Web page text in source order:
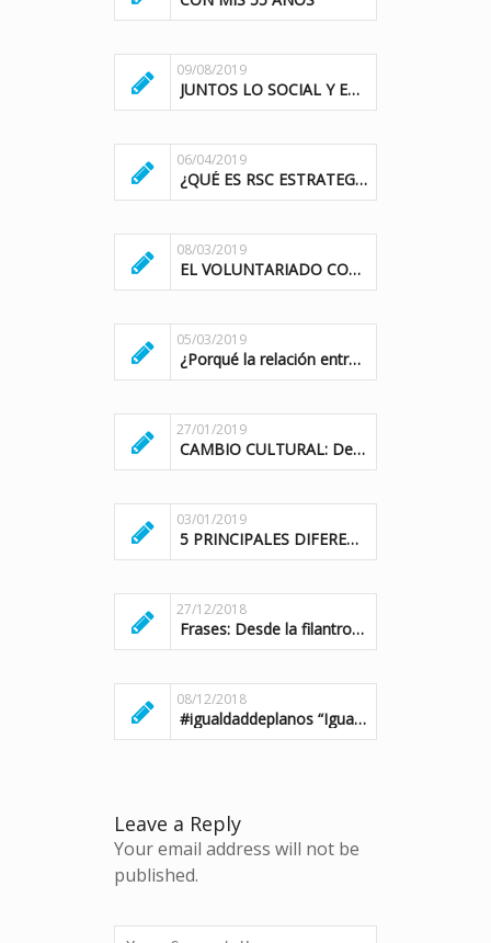
09/08/2019
JUNTOS LO SOCIAL Y EMPRESARIAL SERÍAN IMPARABLES
06/04/2019
¿QUÉ ES RSC ESTRATEGICA?
08/03/2019
EL VOLUNTARIADO CORPORATIVO: UN VIAJE A LA FRONTERA DE LOS DERECHOS
05/03/2019
¿Porqué la relación entre el mundo empresarial y social no es estratégica?
27/01/2019
CAMBIO CULTURAL: Dejar de ayudar a sobrevivir, a dar la oportunidad de vivir.
03/01/2019
5 PRINCIPALES DIFERENCIAS ENTRE VOLUNTARIADO CORPORATIVO Y EVENTOS RESPONSABLES
27/12/2018
Frases: Desde la filantropía a la estrategia de las organizaciones
08/12/2018
#igualdaddeplanos “Igualando el impacto entre el mundo social y empresarial”
Leave a Reply
Your email address will not be
published.